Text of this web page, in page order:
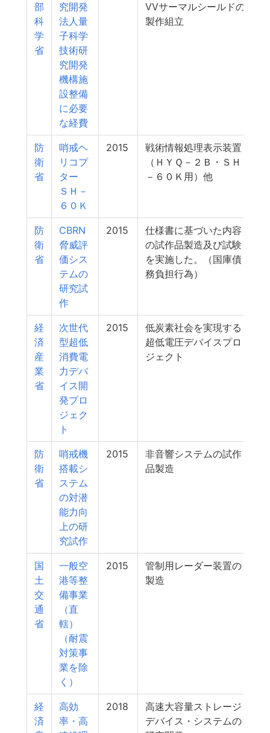
部
科
学
省
究開発
法人量
子科学
技術研
究開発
機構施
設整備
に必要
な経費
VVサーマルシールドの
製作組立
防
衛
省
哨戒ヘ
リコプ
ター
ＳＨ－
６０Ｋ
2015
戦術情報処理表示装置
（ＨＹＱ－２Ｂ・ＳＨ
－６０Ｋ用）他
防
衛
省
CBRN
脅威評
価シス
テムの
研究試
作
2015
仕様書に基づいた内容
の試作品製造及び試験
を実施した。（国庫債
務負担行為）
経
済
産
業
省
次世代
型超低
消費電
力デバ
イス開
発プロ
ジェク
ト
2015
低炭素社会を実現する
超低電圧デバイスプロ
ジェクト
防
衛
省
哨戒機
搭載シ
ステム
の対潜
能力向
上の研
究試作
2015
非音響システムの試作
品製造
国
土
交
通
省
一般空
港等整
備事業
（直
轄）
（耐震
対策事
業を除
く）
2015
管制用レーダー装置の
製造
経
済
高効
率・高
2018
高速大容量ストレージ
デバイス・システムの